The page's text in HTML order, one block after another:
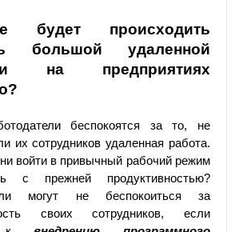
будет происходить
большой удаленной
на предприятиях
беспокоятся за то, не
их сотрудников удаленная работа.
войти в привычный рабочий режим
могут не беспокоиться за
своих сотрудников, если